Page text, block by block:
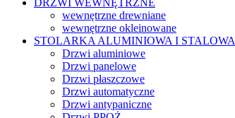
DRZWI WEWNĘTRZNE
wewnętrzne drewniane
wewnętrzne okleinowane
STOLARKA ALUMINIOWA I STALOWA
Drzwi aluminiowe
Drzwi panelowe
Drzwi płaszczowe
Drzwi automatyczne
Drzwi antypaniczne